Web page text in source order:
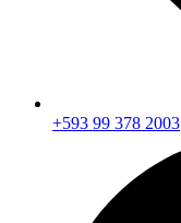
+593 99 378 2003